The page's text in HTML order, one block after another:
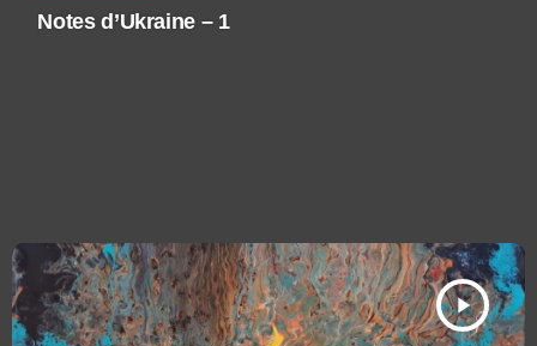
Notes d’Ukraine – 1
play_arrow